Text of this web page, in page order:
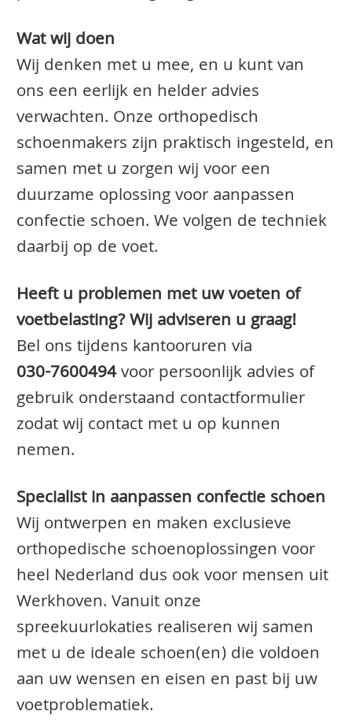
Wat wij doen
Wij denken met u mee, en u kunt van
ons een eerlijk en helder advies
verwachten. Onze orthopedisch
schoenmakers zijn praktisch ingesteld, en
samen met u zorgen wij voor een
duurzame oplossing voor aanpassen
confectie schoen. We volgen de techniek
daarbij op de voet.
Heeft u problemen met uw voeten of
voetbelasting? Wij adviseren u graag!
Bel ons tijdens kantooruren via
030-7600494voor persoonlijk advies of
gebruik onderstaand contactformulier
zodat wij contact met u op kunnen
nemen.
Specialist in aanpassen confectie schoen
Wij ontwerpen en maken exclusieve
orthopedische schoenoplossingen voor
heel Nederland dus ook voor mensen uit
Werkhoven. Vanuit onze
spreekuurlokaties realiseren wij samen
met u de ideale schoen(en) die voldoen
aan uw wensen en eisen en past bij uw
voetproblematiek.